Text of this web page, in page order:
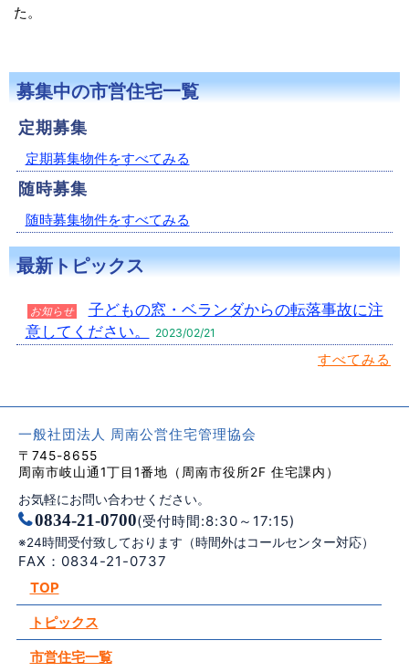
た。
募集中の市営住宅一覧
定期募集
定期募集物件をすべてみる
随時募集
随時募集物件をすべてみる
最新トピックス
お知らせ
子どもの窓・ベランダからの転落事故に注
意してください。
2023/02/21
すべてみる
一般社団法人 周南公営住宅管理協会
〒745-8655
周南市岐山通1丁目1番地（周南市役所2F 住宅課内）
お気軽にお問い合わせください。
0834-21-0700(受付時間:8:30～17:15)
※24時間受付致しております（時間外はコールセンター対応）
FAX：0834-21-0737
TOP
トピックス
市営住宅一覧